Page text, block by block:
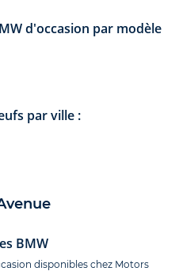
d'occasion par modèle
par ville :
BMW
disponibles chez Motors